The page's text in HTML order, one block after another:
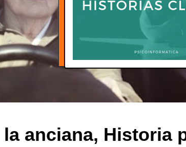
anciana, Historia